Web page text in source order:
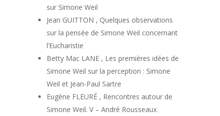
sur Simone Weil
Jean GUITTON , Quelques observations
sur la pensée de Simone Weil concernant
l’Eucharistie
Betty Mac LANE , Les premières idées de
Simone Weil sur la perception : Simone
Weil et Jean-Paul Sartre
Eugène FLEURÉ , Rencontres autour de
Simone Weil. V – André Rousseaux